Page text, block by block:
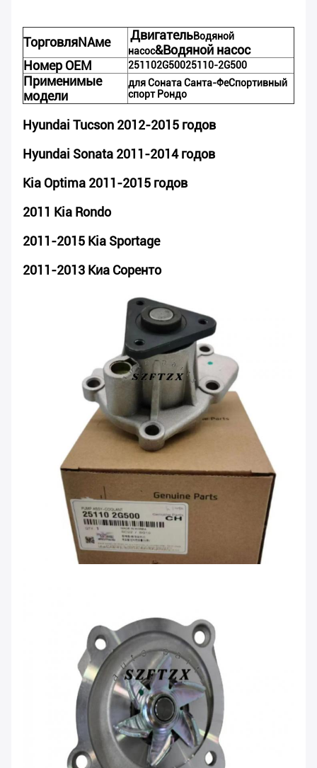
ТорговляNАме ДвигательВодяной
насос&Водяной насос
Номер OEM
251102G50025110-2G500
Применимые
модели
дляСонатаСанта-ФеСпортивный
спорт Рондо
Hyundai Tucson 2012-2015 годов
Hyundai Sonata 2011-2014 годов
Kia Optima 2011-2015 годов
2011 Kia Rondo
2011-2015 Kia Sportage
2011-2013 Киа Соренто